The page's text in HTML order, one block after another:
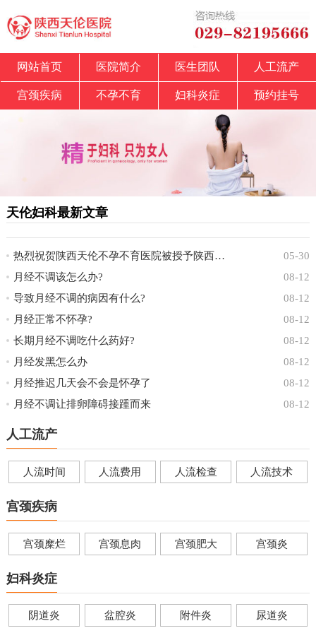
网站首页 医院简介 医生团队 人工流产
宫颈疾病 不孕不育 妇科炎症 预约挂号
天伦妇科最新文章
05-30
热烈祝贺陕西天伦不孕不育医院被授予陕西省中
08-12
月经不调该怎么办?
08-12
导致月经不调的病因有什么?
08-12
月经正常不怀孕?
08-12
长期月经不调吃什么药好?
08-12
月经发黑怎么办
08-12
月经推迟几天会不会是怀孕了
08-12
月经不调让排卵障碍接踵而来
人工流产
人流时间 人流费用 人流检查 人流技术
宫颈疾病
宫颈糜烂 宫颈息肉 宫颈肥大 宫颈炎
妇科炎症
阴道炎 盆腔炎 附件炎 尿道炎